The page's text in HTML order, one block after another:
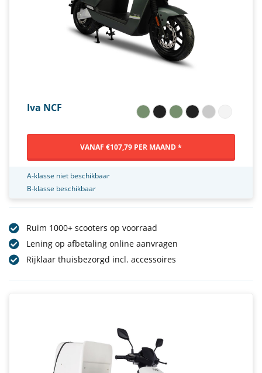
Iva NCF
VANAF €107,79 PER MAAND *
A-klasse niet beschikbaar
B-klasse beschikbaar
Ruim 1000+ scooters op voorraad
Lening op afbetaling online aanvragen
Rijklaar thuisbezorgd incl. accessoires